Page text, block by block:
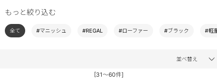
もっと絞り込む
全て #マニッシュ #REGAL #ローファー #ブラック #軽
並べ替え
[31～60件]